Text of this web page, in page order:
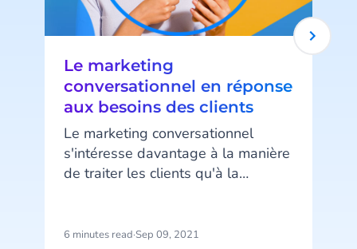
Le marketing
conversationnel en réponse
aux besoins des clients
Le marketing conversationnel
s'intéresse davantage à la manière
de traiter les clients qu'à la
et l'entreprise pour les remplacer
6 minutes read·Sep 09, 2021